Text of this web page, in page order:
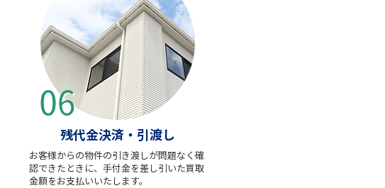
残代金決済・引渡し
お客様からの物件の引き渡しが問題なく確
認できたときに、手付金を差し引いた買取
金額をお支払いいたします。